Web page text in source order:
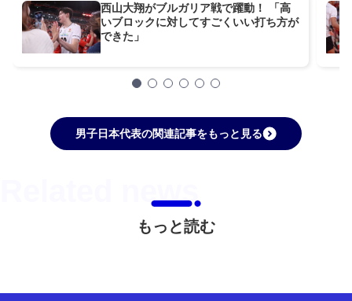
西山大翔がブルガリア戦で躍動！ 「高
いブロックに対してすごくいい打ち方が
できた」
男子日本代表の関連記事をもっと見る
もっと読む